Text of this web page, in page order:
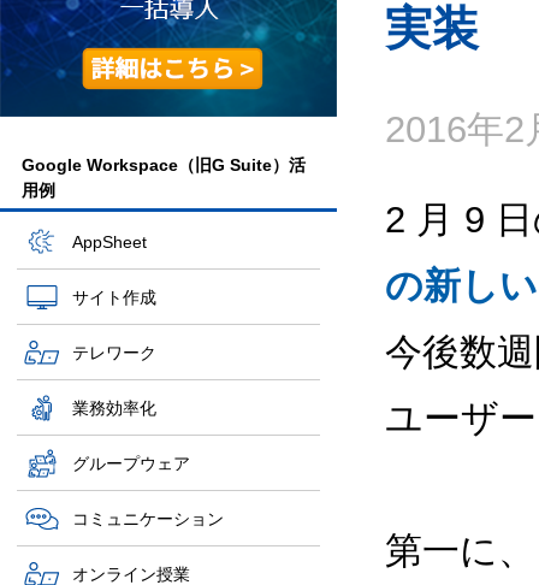
Google Workspace（旧G Suite）活
用例
AppSheet
サイト作成
テレワーク
業務効率化
グループウェア
コミュニケーション
オンライン授業
実装
2016年2
2 月 9
の新しい
今後数
ユーザ
第一に